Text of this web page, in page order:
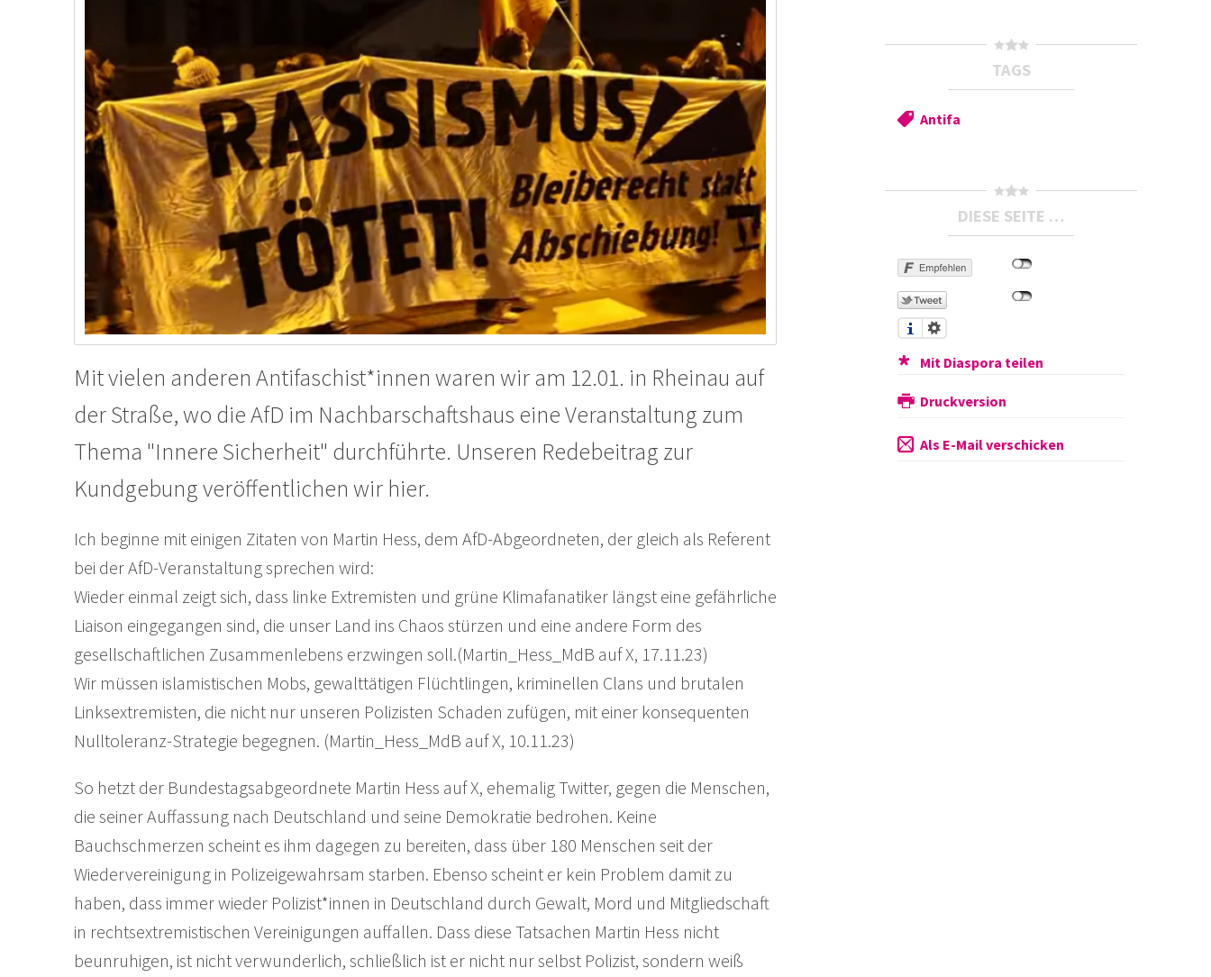
Mit vielen anderen Antifaschist*innen waren wir am 12.01. in Rheinau auf
der Straße, wo die AfD im Nachbarschaftshaus eine Veranstaltung zum
Thema "Innere Sicherheit" durchführte. Unseren Redebeitrag zur
Kundgebung veröffentlichen wir hier.
Ich beginne mit einigen Zitaten von Martin Hess, dem AfD-Abgeordneten, der gleich als Referent
bei der AfD-Veranstaltung sprechen wird:
Wieder einmal zeigt sich, dass linke Extremisten und grüne Klimafanatiker längst eine gefährliche
Liaison eingegangen sind, die unser Land ins Chaos stürzen und eine andere Form des
gesellschaftlichen Zusammenlebens erzwingen soll.(Martin_Hess_MdB auf X, 17.11.23)
Wir müssen islamistischen Mobs, gewalttätigen Flüchtlingen, kriminellen Clans und brutalen
Linksextremisten, die nicht nur unseren Polizisten Schaden zufügen, mit einer konsequenten
Nulltoleranz-Strategie begegnen. (Martin_Hess_MdB auf X, 10.11.23)
So hetzt der Bundestagsabgeordnete Martin Hess auf X, ehemalig Twitter, gegen die Menschen,
die seiner Auffassung nach Deutschland und seine Demokratie bedrohen. Keine
Bauchschmerzen scheint es ihm dagegen zu bereiten, dass über 180 Menschen seit der
Wiedervereinigung in Polizeigewahrsam starben. Ebenso scheint er kein Problem damit zu
haben, dass immer wieder Polizist*innen in Deutschland durch Gewalt, Mord und Mitgliedschaft
in rechtsextremistischen Vereinigungen auffallen. Dass diese Tatsachen Martin Hess nicht
beunruhigen, ist nicht verwunderlich, schließlich ist er nicht nur selbst Polizist, sondern weiß
TAGS
Antifa
DIESE SEITE …
Mit Diaspora teilen
Druckversion
Als E-Mail verschicken